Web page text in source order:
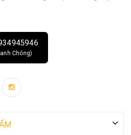
sâu rộng hơn với bà con nông dân tại
Đặc điểm nổi bật của sản phẩm:
hiệu: Chú gấu sở hữu tông màu vàng
ngay trước ngực, giúp tăng cường
một cách tự nhiên. Kiểu dáng
và gắn kết với khách hàng ngay từ
Chóng)